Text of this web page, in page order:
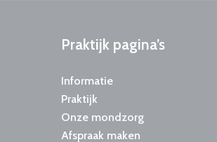
Praktijk pagina’s
Informatie
Praktijk
Onze mondzorg
Afspraak maken